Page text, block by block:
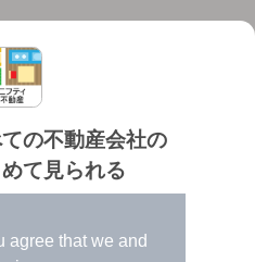
agree that we and
の不動産会社の
て見られる
物件も見つけやすい
シー 利用規約